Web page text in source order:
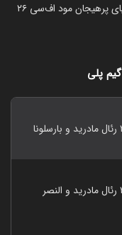
‏در این مجموعه به همراه پرهام گیم پلی وارد دنیای پرهیجان مود اف‌سی‌ ۲۶